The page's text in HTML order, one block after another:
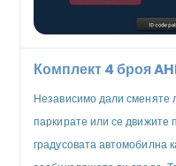
Комплект 4 броя
Независимо дали сменяте
паркирате или се движите
градусовата автомобилна